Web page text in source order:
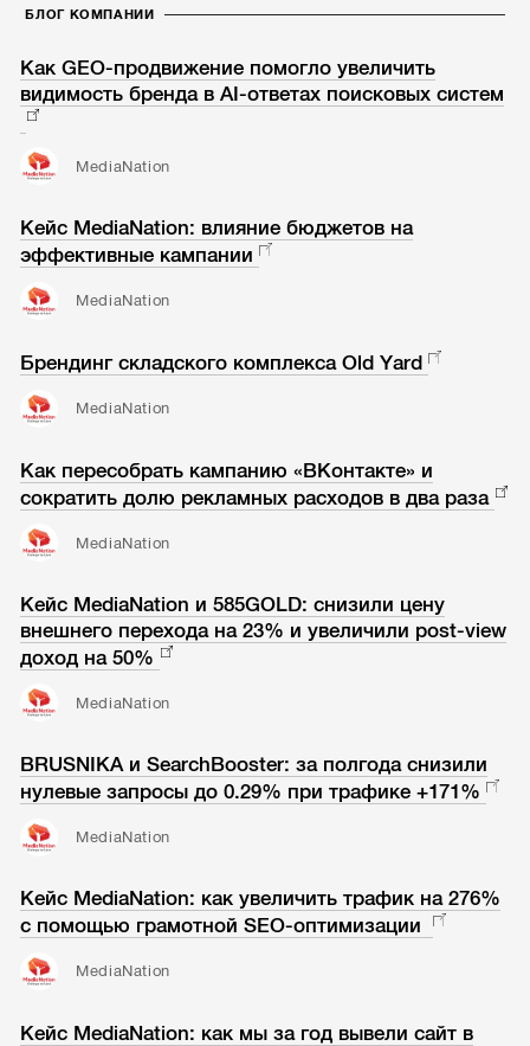
БЛОГ КОМПАНИИ
Как GEO-продвижение помогло увеличить
видимость бренда в AI-ответах поисковых систем
MediaNation
Кейс MediaNation: влияние бюджетов на
эффективные кампании
MediaNation
Брендинг складского комплекса Old Yard
MediaNation
Как пересобрать кампанию «ВКонтакте» и
сократить долю рекламных расходов в два раза
MediaNation
Кейс MediaNation и 585GOLD: снизили цену
внешнего перехода на 23% и увеличили post-view
доход на 50%
MediaNation
BRUSNIKA и SearchBooster: за полгода снизили
нулевые запросы до 0.29% при трафике +171%
MediaNation
Кейс MediaNation: как увеличить трафик на 276%
с помощью грамотной SEO-оптимизации
MediaNation
Кейс MediaNation: как мы за год вывели сайт в